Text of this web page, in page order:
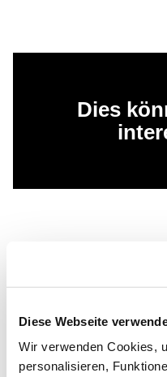
Diese Webseite
Wir verwenden Cookies,
personalisieren,
Dies